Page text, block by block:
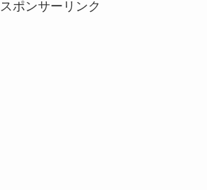
スポンサーリンク